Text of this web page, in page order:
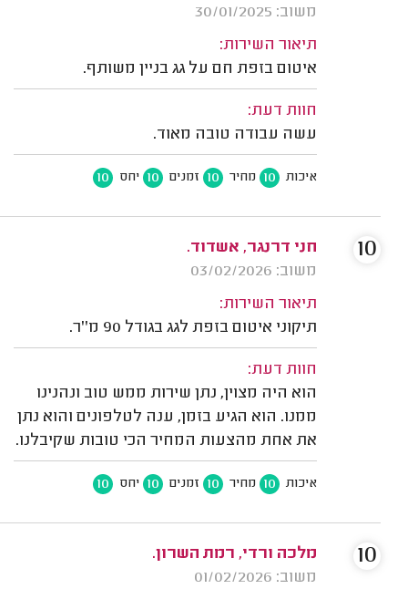
משוב: 30/01/2025
תיאור השירות:
איטום בזפת חם על גג בניין משותף.
חוות דעת:
עשה עבודה טובה מאוד.
איכות 10 מחיר 10 זמנים 10 יחס 10
חני דרנגר, אשדוד.
משוב: 03/02/2026
תיאור השירות:
תיקוני איטום בזפת לגג בגודל 90 מ''ר.
חוות דעת:
הוא היה מצוין, נתן שירות ממש טוב ונהנינו
ממנו. הוא הגיע בזמן, ענה לטלפונים והוא נתן
את אחת מהצעות המחיר הכי טובות שקיבלנו.
איכות 10 מחיר 10 זמנים 10 יחס 10
10
מלכה ורדי, רמת השרון.
משוב: 01/02/2026
10